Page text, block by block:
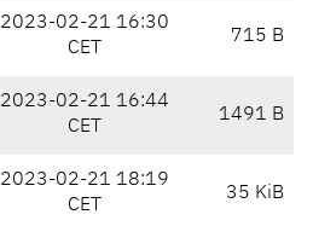
2023-02-21 16:30
CET
715 B
2023-02-21 16:44
CET
1491 B
2023-02-21 18:19
CET
35 KiB